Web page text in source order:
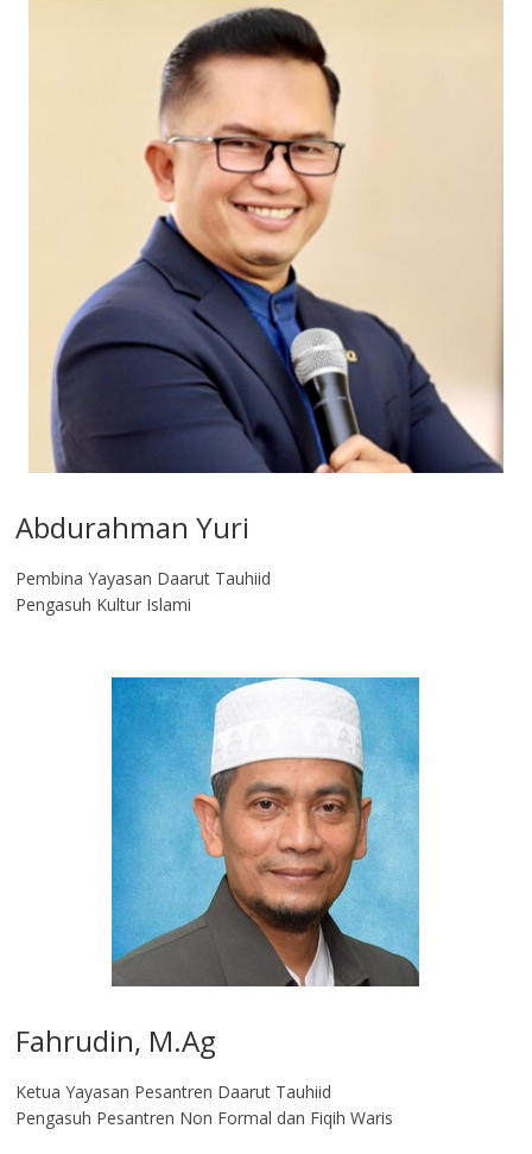
Abdurahman Yuri
Pembina Yayasan Daarut Tauhiid
Pengasuh Kultur Islami
Fahrudin, M.Ag​
Ketua Yayasan Pesantren Daarut Tauhiid
Pengasuh Pesantren Non Formal dan Fiqih Waris